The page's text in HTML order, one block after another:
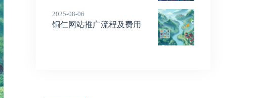
2025-08-06
铜仁网站推广流程及费用